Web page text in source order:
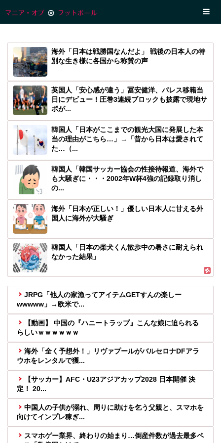
海外「日本は戦勝国なんだよ」 戦後の日本人の特
別な生き様に各国から称賛の声
英国人「安心感が違う」冨安健洋、パレス移籍当
日にデビュー！圧巻3連続ブロックも披露で現地サ
ポが...
韓国人「日本がここまでの観光大国に発展した本
当の理由がこちら…」→「昔から日本は愛されて
た…（...
韓国人「韓国サッカー協会の性接待報道、海外で
も大騒ぎに・・・2002年W杯4強の記録取り消し
の...
海外「日本が正しい！」優しい日本人に甘える外
国人に海外が大騒ぎ
韓国人「日本の柴犬くん散歩中の暑さに耐えられ
なかった結果」
JRPG「他人の家漁ってアイテムGETすんの楽しー
wwwww」→欧米で...
【動画】 中国の『ハニートラップ』こんな娘に迫られる
らしいｗｗｗｗｗｗ
海外「全く予想外！」リヴァプールがバルセロナDFアラ
ウホをレンタルで獲...
【サッカー】AFC・U23アジアカップ2028 日本開催 決
定！ 20...
中国人の子供が溺れ、周りに助けを乞う父親と、スマホを
向けてインプレ稼ぎ...
スマホゲー業界、終わりの始まり…倒産件数が過去最多ペ